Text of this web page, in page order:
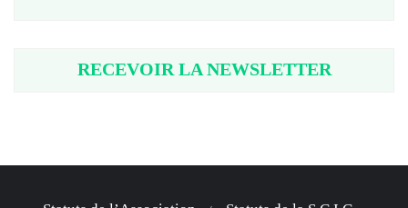
RECEVOIR LA NEWSLETTER